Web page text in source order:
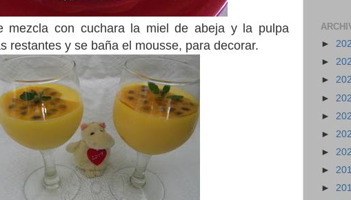
mezcla con cuchara la miel de abeja y la pulpa
restantes y se baña el mousse, para decorar.
►
►
►
►
►
►
►
►
►